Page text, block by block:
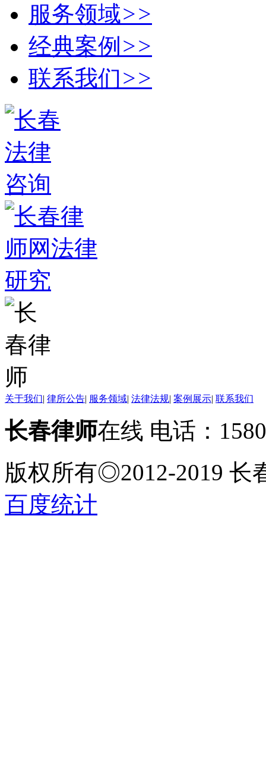
服务领域>>
经典案例 >>
联系我们>>
关于我们| 律所公告| 服务领域| 法律法规| 案例展示| 联系我们
长春律师在线 电话：
版权所有◎2012-2019 长
百度统计